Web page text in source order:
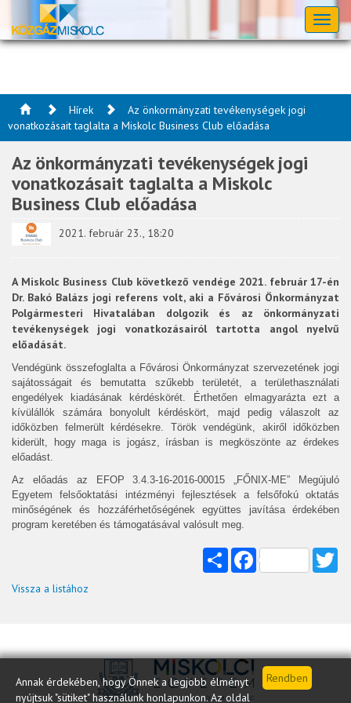
Annak érdekében, hogy Önnek a legjobb élményt
nyújtsuk "sütiket" használunk honlapunkon. Az oldal
Hírek
Az önkormányzati tevékenységek jogi
vonatkozásait taglalta a Miskolc Business Club előadása
Az önkormányzati tevékenységek jogi
vonatkozásait taglalta a Miskolc
Business Club előadása
2021. február 23., 18:20
A Miskolc Business Club következő vendége 2021. február 17-én
Dr. Bakó Balázs jogi referens volt, aki a Fővárosi Önkormányzat
Polgármesteri Hivatalában dolgozik és az önkormányzati
tevékenységek jogi vonatkozásairól tartotta angol nyelvű
előadását.
Vendégünk összefoglalta a Fővárosi Önkormányzat szervezetének jogi
sajátosságait és bemutatta szűkebb területét, a területhasználati
engedélyek kiadásának kérdéskörét. Érthetően elmagyarázta ezt a
kívülállók számára bonyolult kérdéskört, majd pedig válaszolt az
időközben felmerült kérdésekre. Török vendégünk, akiről időközben
kiderült, hogy maga is jogász, írásban is megköszönte az érdekes
előadást.
Az előadás az EFOP 3.4.3-16-2016-00015 „FŐNIX-ME” Megújuló
Egyetem felsőoktatási intézményi fejlesztések a felsőfokú oktatás
minőségének és hozzáférhetőségének együttes javítása érdekében
program keretében és támogatásával valósult meg.
Share Facebook
Vissza a listához